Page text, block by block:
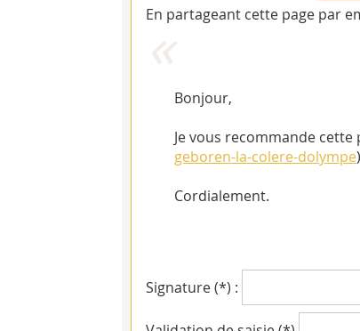
En partageant cette page par
Bonjour,
Je vous recommande cette
geboren-la-colere-dolympe
Cordialement.
Signature (*) :